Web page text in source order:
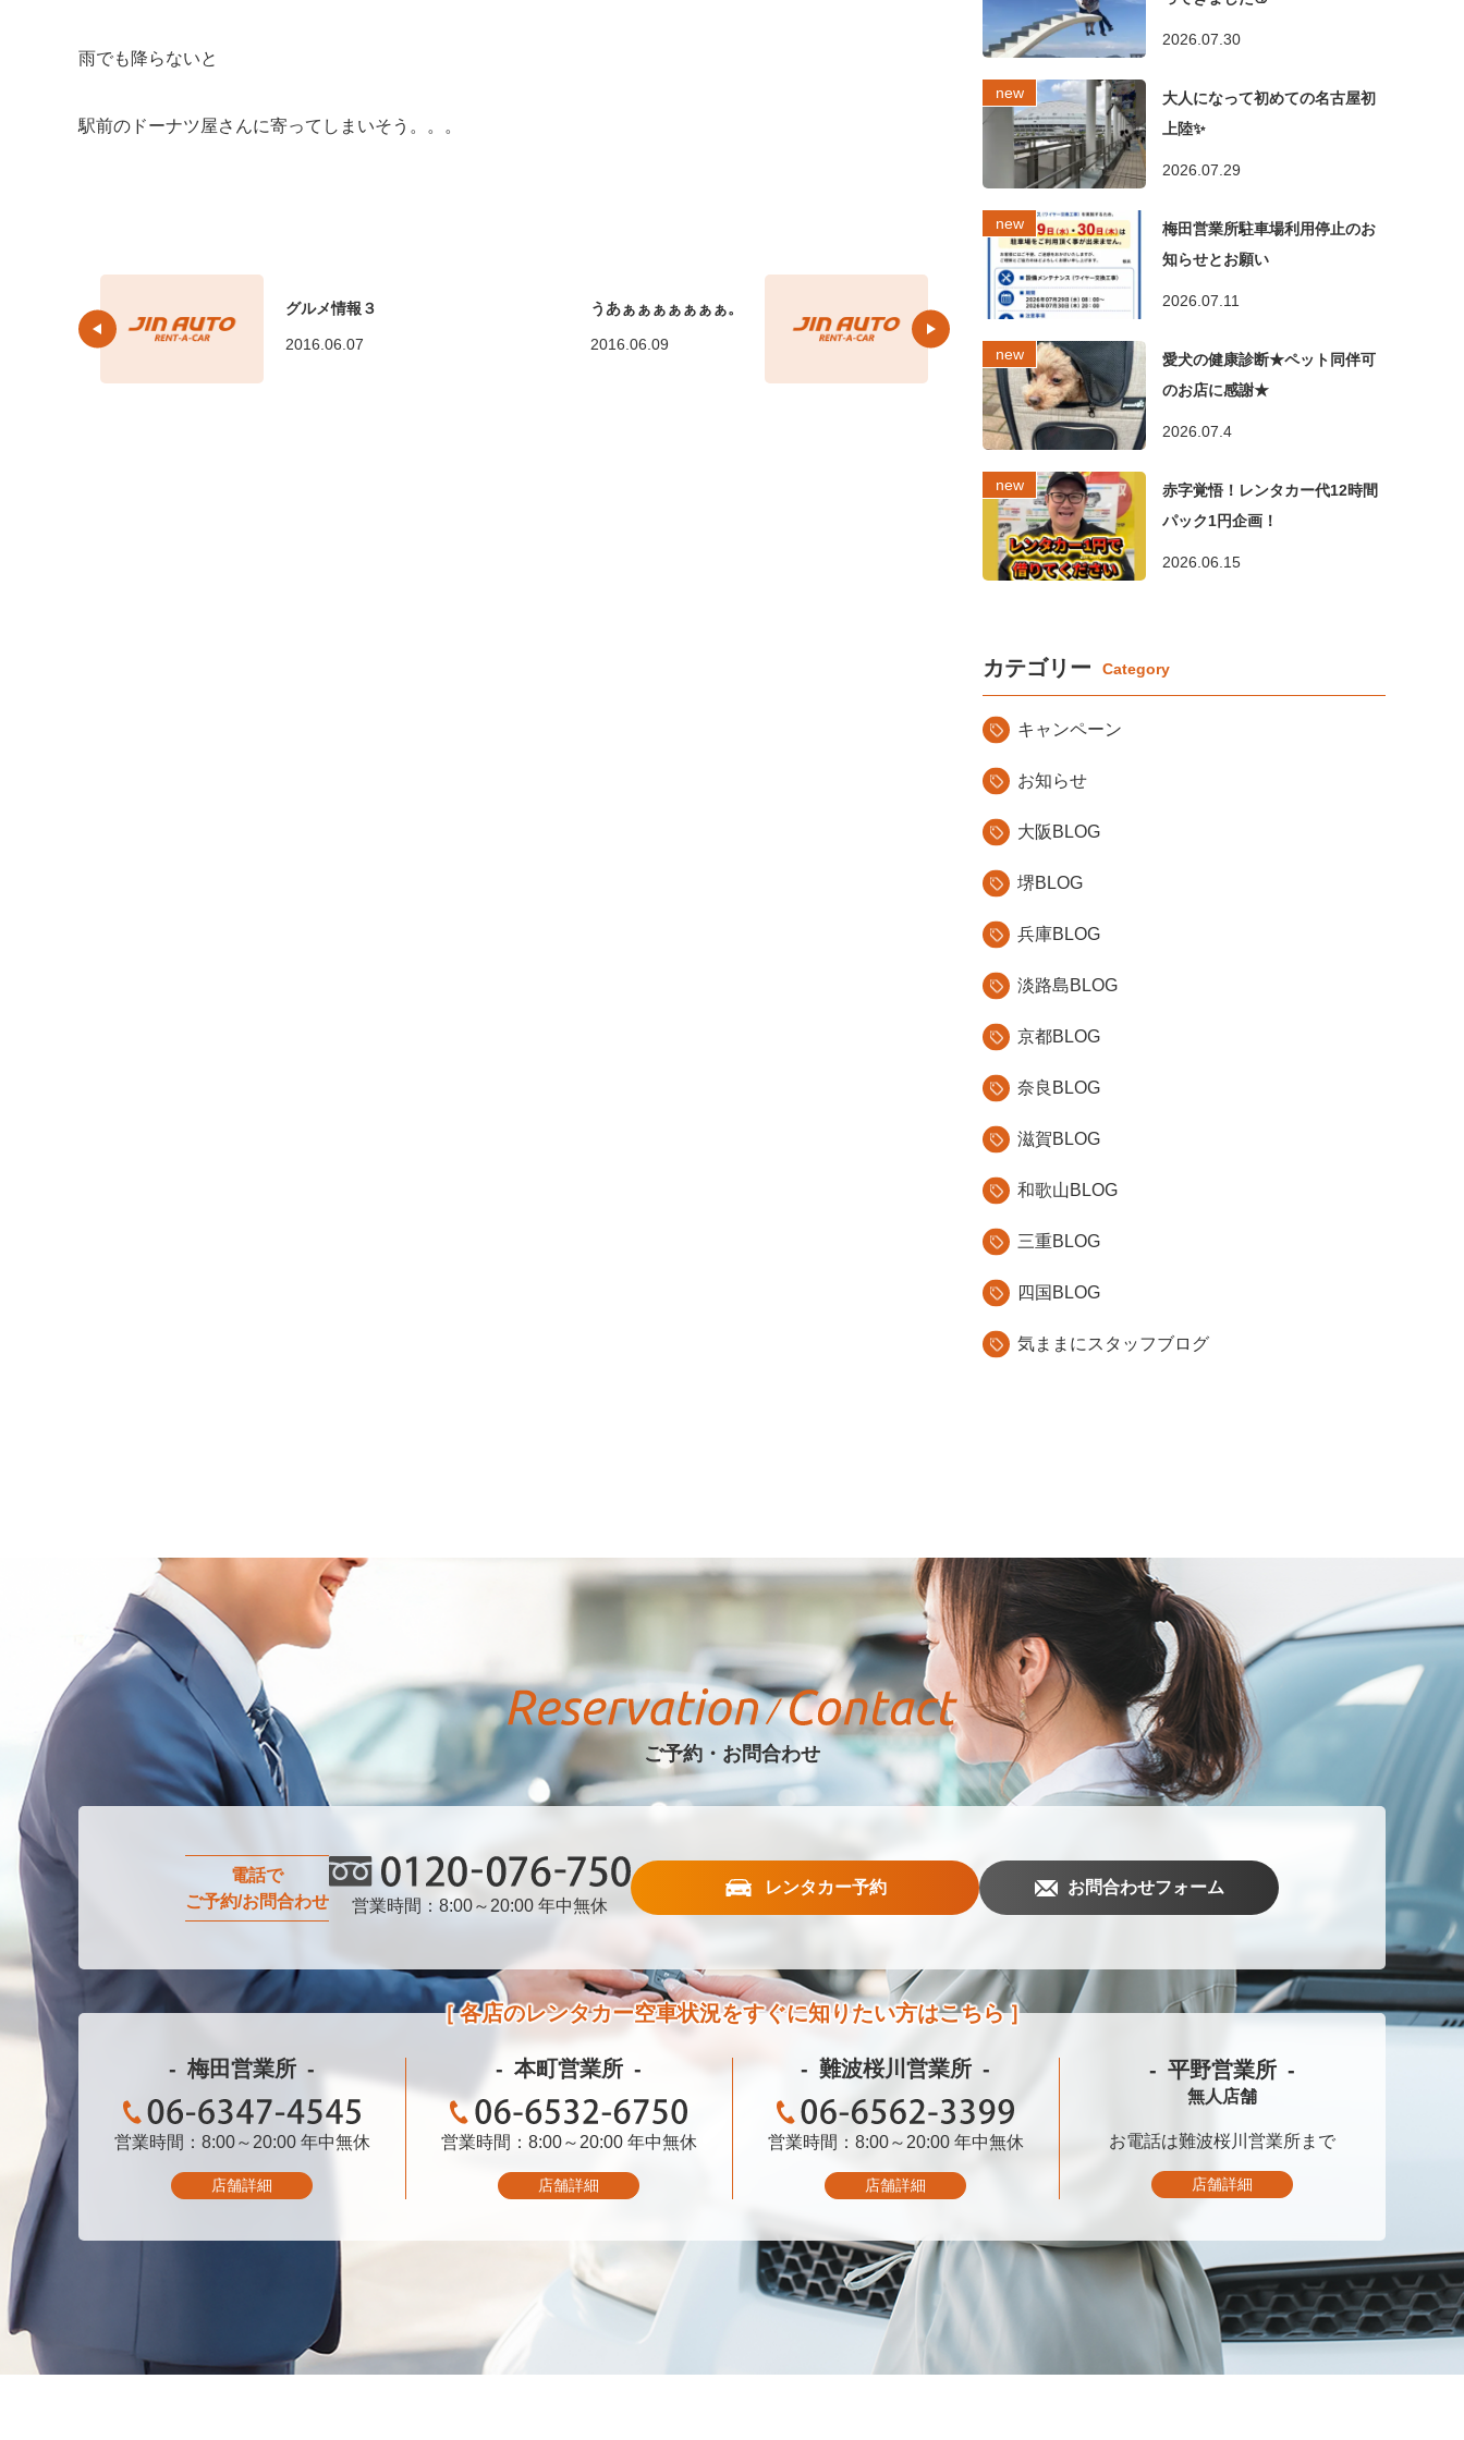
雨でも降らないと
駅前のドーナツ屋さんに寄ってしまいそう。。。
グルメ情報３
2016.06.07
うあぁぁぁぁぁぁぁ。
2016.06.09
2026.07.30
大人になって初めての名古屋初
上陸✨
2026.07.29
梅田営業所駐車場利用停止のお
知らせとお願い
2026.07.11
愛犬の健康診断★ペット同伴可
のお店に感謝★
2026.07.4
赤字覚悟！レンタカー代12時間
パック1円企画！
2026.06.15
カテゴリー
キャンペーン
お知らせ
大阪BLOG
堺BLOG
兵庫BLOG
淡路島BLOG
京都BLOG
奈良BLOG
滋賀BLOG
和歌山BLOG
三重BLOG
四国BLOG
気ままにスタッフブログ
ご予約・お問合わせ
電話で
ご予約/お問合わせ
0120-076-750
営業時間：8:00～20:00 年中無休
レンタカー予約 お問合わせフォーム
各店のレンタカー空車状況をすぐに知りたい方はこちら
梅田営業所
06-6347-4545
営業時間：8:00～20:00 年中無休
店舗詳細
本町営業所
06-6532-6750
営業時間：8:00～20:00 年中無休
店舗詳細
難波桜川営業所
06-6562-3399
営業時間：8:00～20:00 年中無休
店舗詳細
平野営業所
無人店舗
お電話は難波桜川営業所まで
店舗詳細